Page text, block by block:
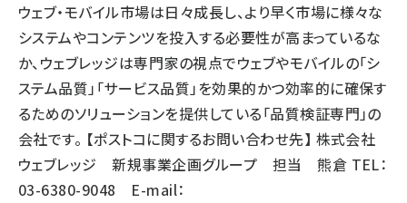
ウェブ・モバイル市場は日々成長し、より早く市場に様々な
システムやコンテンツを投入する必要性が高まっているな
か、ウェブレッジは専門家の視点でウェブやモバイルの「シ
ステム品質」「サービス品質」を効果的かつ効率的に確保す
るためのソリューションを提供している「品質検証専門」の
会社です。 【ポストコに関するお問い合わせ先】 株式会社
ウェブレッジ 新規事業企画グループ 担当 熊倉 TEL：
03-6380-9048 E-mail：